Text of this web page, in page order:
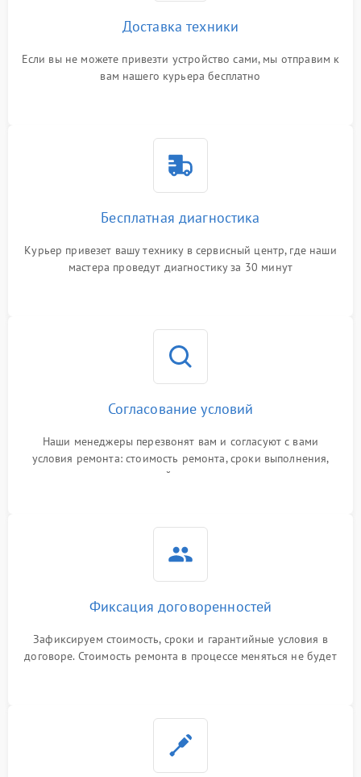
Доставка техники
Если вы не можете привезти устройство сами, мы отправим к
вам нашего курьера бесплатно
Бесплатная диагностика
Курьер привезет вашу технику в сервисный центр, где наши
мастера проведут диагностику за 30 минут
Согласование условий
Наши менеджеры перезвонят вам и согласуют с вами
условия ремонта: стоимость ремонта, сроки выполнения,
гарантийные условия
Фиксация договоренностей
Зафиксируем стоимость, сроки и гарантийные условия в
договоре. Стоимость ремонта в процессе меняться не будет